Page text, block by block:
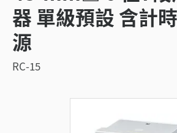
器 單級預設 含計
源
RC-15